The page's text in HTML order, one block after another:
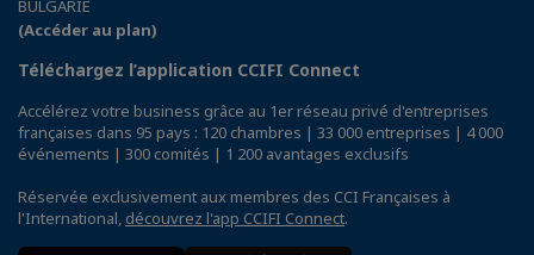
BULGARIE
(Accéder au plan)
Téléchargez l’application CCIFI Connect
Accélérez votre business grâce au 1er réseau privé d'entreprises
françaises dans 95 pays : 120 chambres | 33 000 entreprises | 4 000
événements | 300 comités | 1 200 avantages exclusifs
Réservée exclusivement aux membres des CCI Françaises à
l'International, découvrez l'app CCIFI Connect.